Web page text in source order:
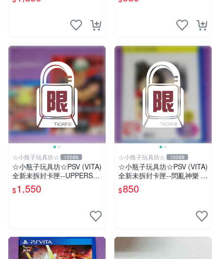
☆小瓶子玩具坊☆ 10088
☆小瓶子玩具坊☆PSV (VITA)
全新未拆封卡匣--UPPERS
(日版) + 特典--冊子&CD
$1,550
☆小瓶子玩具坊☆ 10088
☆小瓶子玩具坊☆PSV (VITA)
全新未拆封卡匣--閃亂神樂 忍
者對決 -少女們的証明- BEST
版
$850